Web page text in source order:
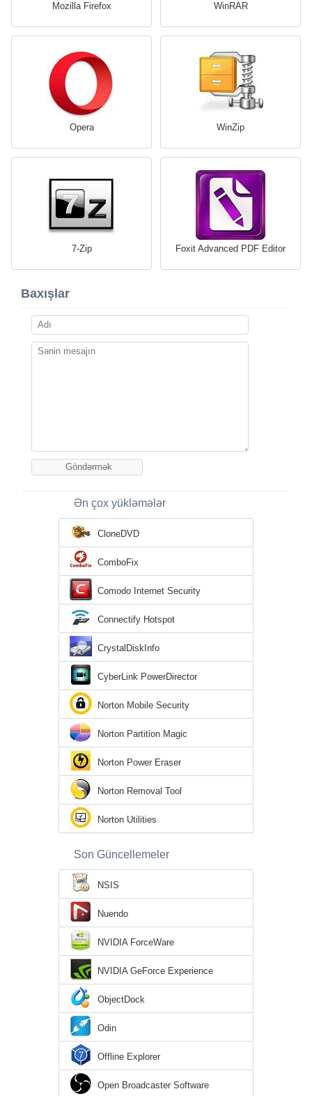
Mozilla Firefox WinRAR
Opera WinZip
7-Zip Foxit Advanced PDF Editor
Baxışlar
Ən çox yükləmələr
CloneDVD
ComboFix
Comodo Internet Security
Connectify Hotspot
CrystalDiskInfo
CyberLink PowerDirector
Norton Mobile Security
Norton Partition Magic
Norton Power Eraser
Norton Removal Tool
Norton Utilities
Son Güncellemeler
NSIS
Nuendo
NVIDIA ForceWare
NVIDIA GeForce Experience
ObjectDock
Odin
Offline Explorer
Open Broadcaster Software